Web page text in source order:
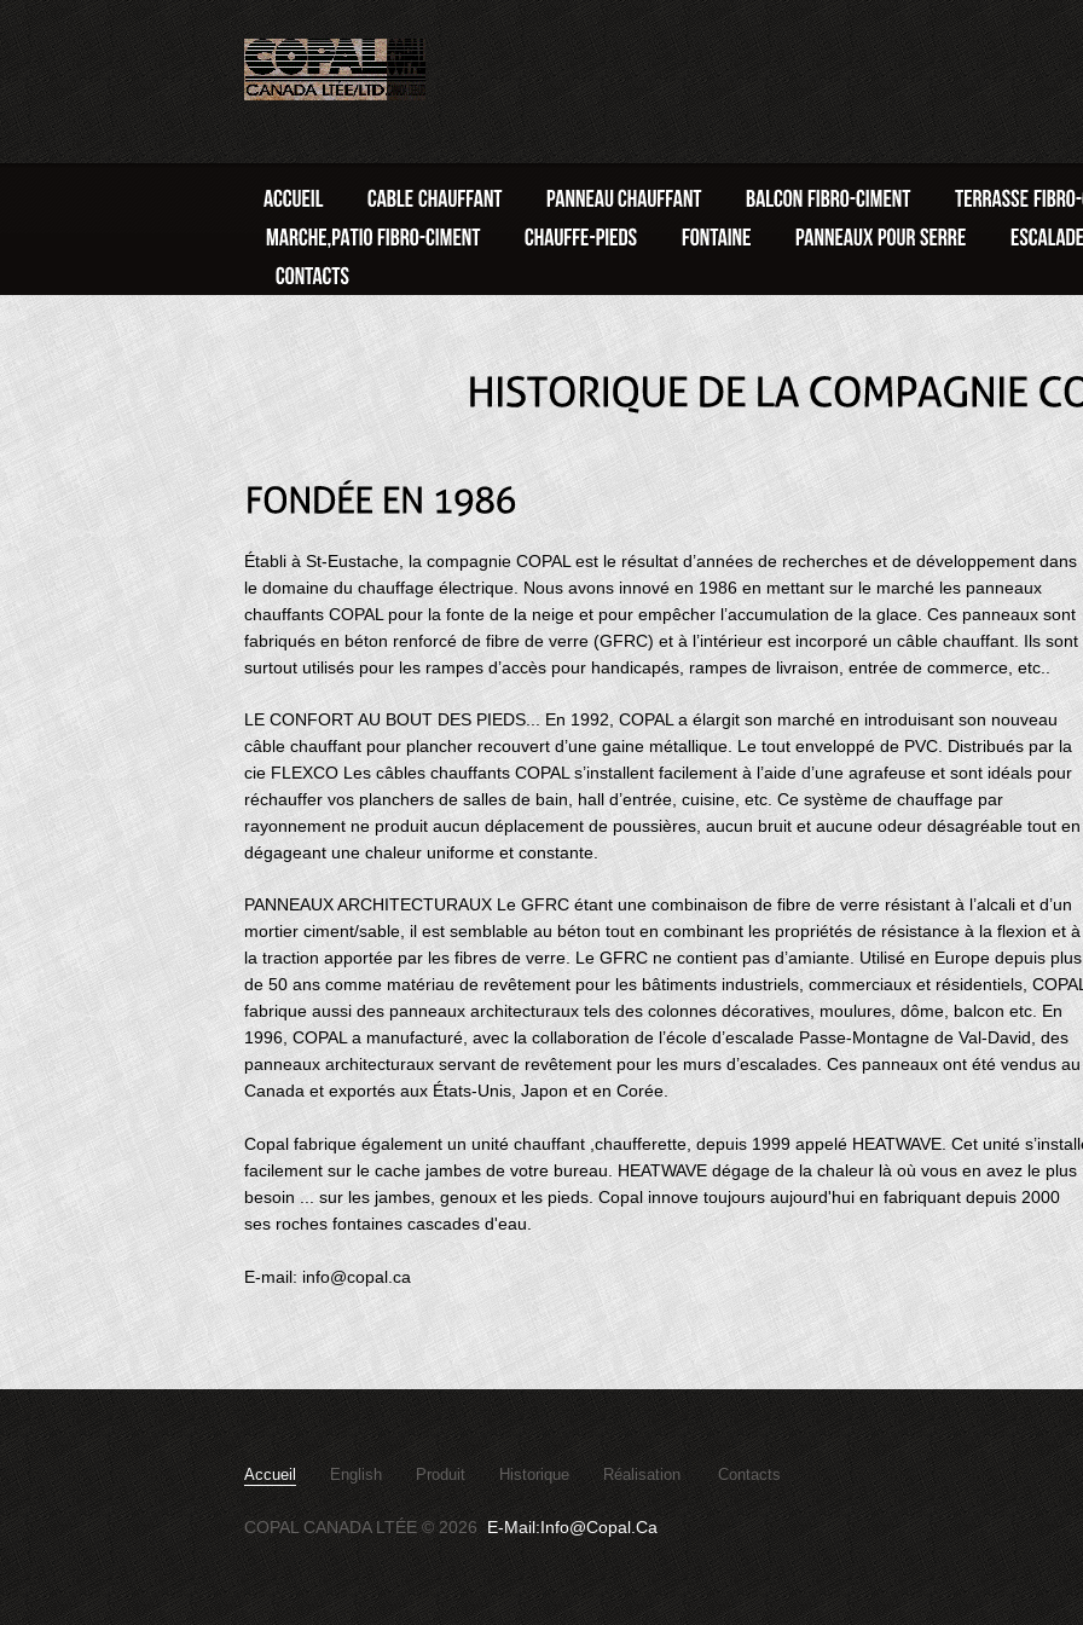
Établi à St-Eustache, la compagnie COPAL est le résultat d’années de recherches et de développement dans
le domaine du chauffage électrique. Nous avons innové en 1986 en mettant sur le marché les panneaux
chauffants COPAL pour la fonte de la neige et pour empêcher l’accumulation de la glace. Ces panneaux sont
fabriqués en béton renforcé de fibre de verre (GFRC) et à l’intérieur est incorporé un câble chauffant. Ils sont
surtout utilisés pour les rampes d’accès pour handicapés, rampes de livraison, entrée de commerce, etc..
LE CONFORT AU BOUT DES PIEDS... En 1992, COPAL a élargit son marché en introduisant son nouveau
câble chauffant pour plancher recouvert d’une gaine métallique. Le tout enveloppé de PVC. Distribués par la
cie FLEXCO Les câbles chauffants COPAL s’installent facilement à l’aide d’une agrafeuse et sont idéals pour
réchauffer vos planchers de salles de bain, hall d’entrée, cuisine, etc. Ce système de chauffage par
rayonnement ne produit aucun déplacement de poussières, aucun bruit et aucune odeur désagréable tout en
dégageant une chaleur uniforme et constante.
PANNEAUX ARCHITECTURAUX Le GFRC étant une combinaison de fibre de verre résistant à l’alcali et d’un
mortier ciment/sable, il est semblable au béton tout en combinant les propriétés de résistance à la flexion et à
la traction apportée par les fibres de verre. Le GFRC ne contient pas d’amiante. Utilisé en Europe depuis plus
de 50 ans comme matériau de revêtement pour les bâtiments industriels, commerciaux et résidentiels,
fabrique aussi des panneaux architecturaux tels des colonnes décoratives, moulures, dôme, balcon etc. En
1996, COPAL a manufacturé, avec la collaboration de l’école d’escalade Passe-Montagne de Val-David, des
panneaux architecturaux servant de revêtement pour les murs d’escalades. Ces panneaux ont été vendus au
Canada et exportés aux États-Unis, Japon et en Corée.
Copal fabrique également un unité chauffant ,chaufferette, depuis 1999 appelé HEATWAVE. Cet unité
facilement sur le cache jambes de votre bureau. HEATWAVE dégage de la chaleur là où vous en avez le plus
besoin ... sur les jambes, genoux et les pieds. Copal innove toujours aujourd'hui en fabriquant depuis 2000
ses roches fontaines cascades d'eau.
E-mail: info@copal.ca
Accueil English Produit Historique Réalisation Contacts
COPAL CANADA LTÉE © 2026E-Mail:Info@copal.ca